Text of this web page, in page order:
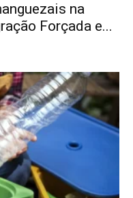
na
Forçada e...